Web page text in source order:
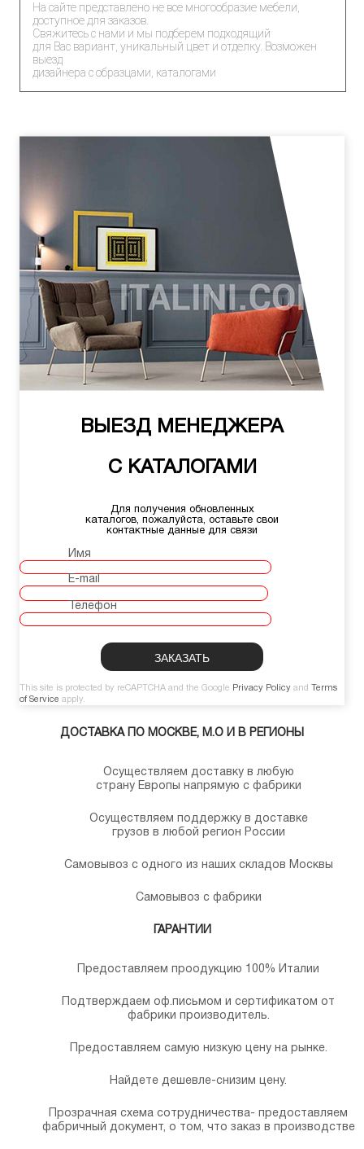
На сайте представлено не все многообразие мебели,
доступное для заказов.
Свяжитесь с нами и мы подберем подходящий
для Вас вариант, уникальный цвет и отделку. Возможен
выезд
дизайнера с образцами, каталогами
ВЫЕЗД МЕНЕДЖЕРА
С КАТАЛОГАМИ
Для получения обновленных
каталогов, пожалуйста, оставьте свои
контактные данные для связи
Имя
E-mail
Телефон
This site is protected by reCAPTCHA and the Google Privacy Policy and
Terms
of Service apply.
ДОСТАВКА ПО МОСКВЕ, М.О И В РЕГИОНЫ
Осуществляем доставку в любую
страну Европы напрямую с фабрики
Осуществляем поддержку в доставке
грузов в любой регион России
Самовывоз с одного из наших складов Москвы
Самовывоз с фабрики
ГАРАНТИИ
Предоставляем проодукцию 100% Италии
Подтверждаем оф.письмом и сертификатом от
фабрики производитель.
Предоставляем самую низкую цену на рынке.
Найдете дешевле-снизим цену.
Прозрачная схема сотрудничества- предоставляем
фабричный документ, о том, что заказ в производстве